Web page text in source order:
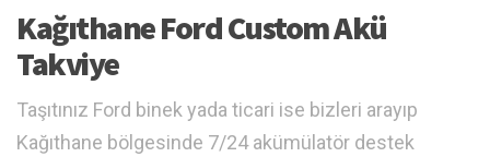
Kağıthane Ford Custom Akü
Takviye
Taşıtınız Ford binek yada ticari ise bizleri arayıp
Kağıthane bölgesinde 7/24 akümülatör destek